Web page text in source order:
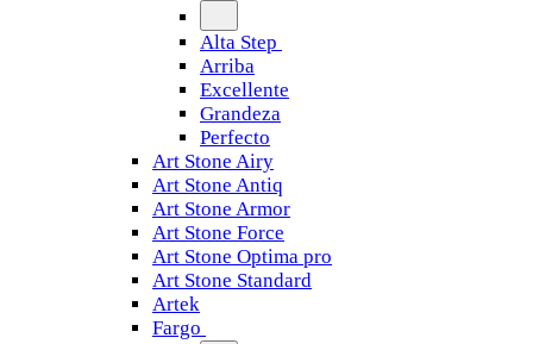
Alta Step
Arriba
Excellente
Grandeza
Perfecto
Art Stone Airy
Art Stone Antiq
Art Stone Armor
Art Stone Force
Art Stone Optima pro
Art Stone Standard
Artek
Fargo